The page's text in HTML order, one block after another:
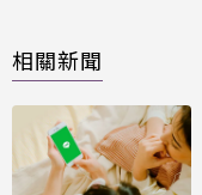
相關新聞